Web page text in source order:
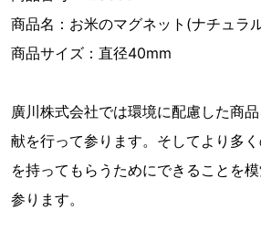
商品名：お米のマグネット(ナチュラ
商品サイズ：直径40mm
廣川株式会社では環境に配慮した商
献を行って参ります。そしてより多
を持ってもらうためにできることを
参ります。